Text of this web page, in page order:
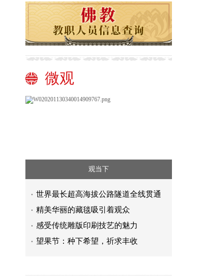
微观
观当下
世界最长超高海拔公路隧道全线贯通
精美华丽的藏毯吸引着观众
感受传统雕版印刷技艺的魅力
望果节：种下希望，祈求丰收